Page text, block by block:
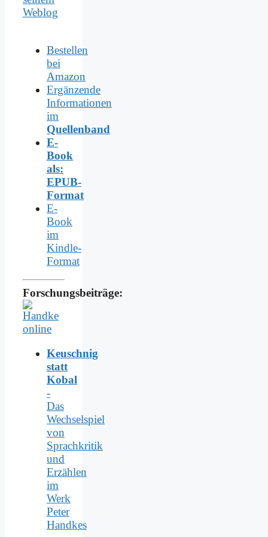
Weblog
Bestellen
bei
Amazon
Ergänzende
Informationen
im
Quellenband
E-
Book
als:
EPUB-
Format
E-
Book
im
Kindle-
Format
Forschungsbeiträge:
Keuschnig
statt
Kobal
-
Das
Wechselspiel
von
Sprachkritik
und
Erzählen
im
Werk
Peter
Handkes